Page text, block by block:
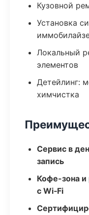
Кузовной
Установка
Локальный
элементов
Детейлинг:
химчистка
Сервис в
запись
Кофе-зона и
с Wi‑Fi